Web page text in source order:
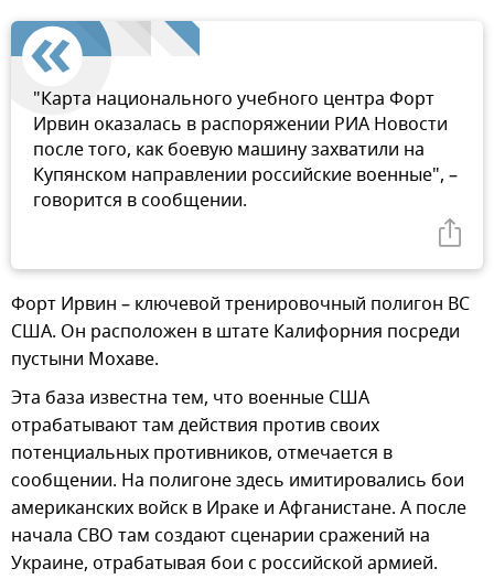
"Карта национального учебного центра Форт
Ирвин оказалась в распоряжении РИА Новости
после того, как боевую машину захватили на
Купянском направлении российские военные", –
говорится в сообщении.
Форт Ирвин – ключевой тренировочный полигон ВС
США. Он расположен в штате Калифорния посреди
пустыни Мохаве.
Эта база известна тем, что военные США
отрабатывают там действия против своих
потенциальных противников, отмечается в
сообщении. На полигоне здесь имитировались бои
американских войск в Ираке и Афганистане. А после
начала СВО там создают сценарии сражений на
Украине, отрабатывая бои с российской армией.